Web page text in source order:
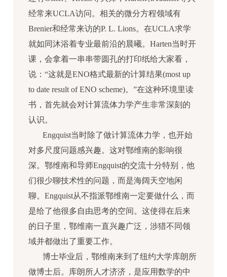
经常来UCLA访问。相关的微分方程领域有
Brenier和经常来访的P. L. Lions。在UCLA求学
就如同沐浴着专业最前沿的晨曦。Harten当时开
课，会拿着一串串带圆孔的打印纸给大家看，
说：“这就是ENO格式最新的计算结果(most up
to date result of ENO scheme)。”在这种环境里读
书，首先就会对计算流体力学产生非常深刻的
认识。
Engquist当时除了做计算流体力学，也开始
对多尺度问题感兴趣。这对鄂维南的影响很
深。鄂维南和导师Engquist的交流十分特别，他
们很少聊技术性的问题，而是海阔天空地闲
聊。Engquist从不指派鄂维南一定要做什么，而
是给了他很多自由思考的空间。这使得在后来
的日子里，鄂维南一直兴趣广泛，涉猎不同领
域并都做出了重要工作。
博士毕业后，鄂维南来到了纽约大学库朗所
做博士后。库朗所人才济济，是应用数学的中